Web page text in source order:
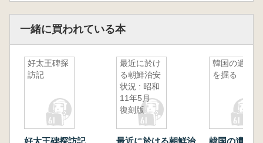
一緒に買われている本
好太王碑探
訪記
好太王碑探訪記
最近に於け
る朝鮮治安
状況 : 昭和
11年5月
復刻版
最近に於ける朝鮮治
韓国の遺跡
を掘る
韓国の遺跡